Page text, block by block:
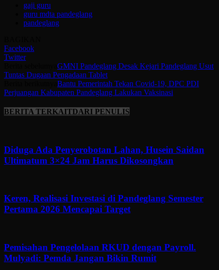
gaji guru
guru mdta pandeglang
pandeglang
Facebook
Twitter
GMNI Pandeglang Desak Kejari Pandeglang Usut
Tuntas Dugaan Pengadaan Tablet
Bantu Pemerintah Tekan Covid-19, DPC PDI
Perjuangan Kabupaten Pandeglang Lakukan Vaksinasi
BERITA TERKAITDARI PENULIS
Diduga Ada Penyerobotan Lahan, Husein Saidan
Ultimatum 3×24 Jam Harus Dikosongkan
Keren, Realisasi Investasi di Pandeglang Semester
Pertama 2026 Mencapai Target
Pemisahan Pengelolaan RKUD dengan Payroll.
Mulyadi: Pemda Jangan Bikin Rumit